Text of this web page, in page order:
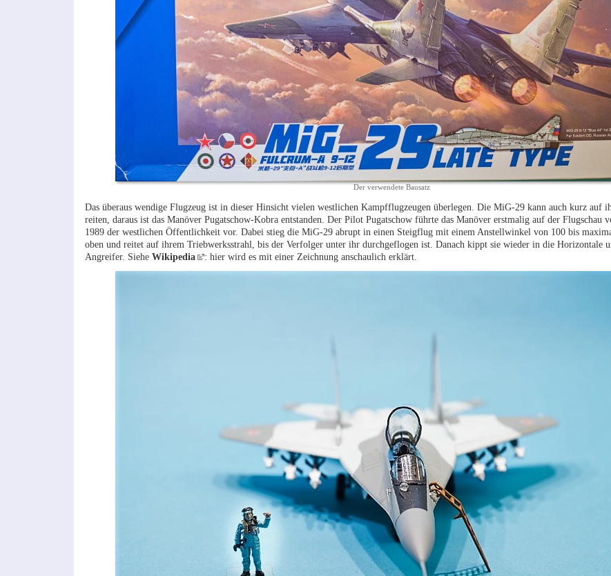
Der verwendete Bausatz
Das überaus wendige Flugzeug ist in dieser Hinsicht vielen westlichen Kampfflugzeugen überlegen. Die MiG-29 kann auch kurz auf
reiten, daraus ist das Manöver Pugatschow-Kobra entstanden. Der Pilot Pugatschow führte das Manöver erstmalig auf der Flugschau
1989 der westlichen Öffentlichkeit vor. Dabei stieg die MiG-29 abrupt in einen Steigflug mit einem Anstellwinkel von 100 bis
oben und reitet auf ihrem Triebwerksstrahl, bis der Verfolger unter ihr durchgeflogen ist. Danach kippt sie wieder in die Horizontale
Angreifer. Siehe Wikipedia : hier wird es mit einer Zeichnung anschaulich erklärt.